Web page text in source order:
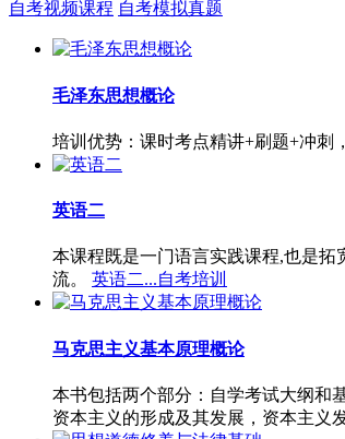
自考视频课程 自考模拟真题
毛泽东思想概论
培训优势：课时考点精讲+刷题+冲刺
英语二
本课程既是一门语言实践课程,也是
流。
英语二...自考培训
马克思主义基本原理概论
本书包括两个部分：自学考试大纲和
资本主义的形成及其发展，资本主义